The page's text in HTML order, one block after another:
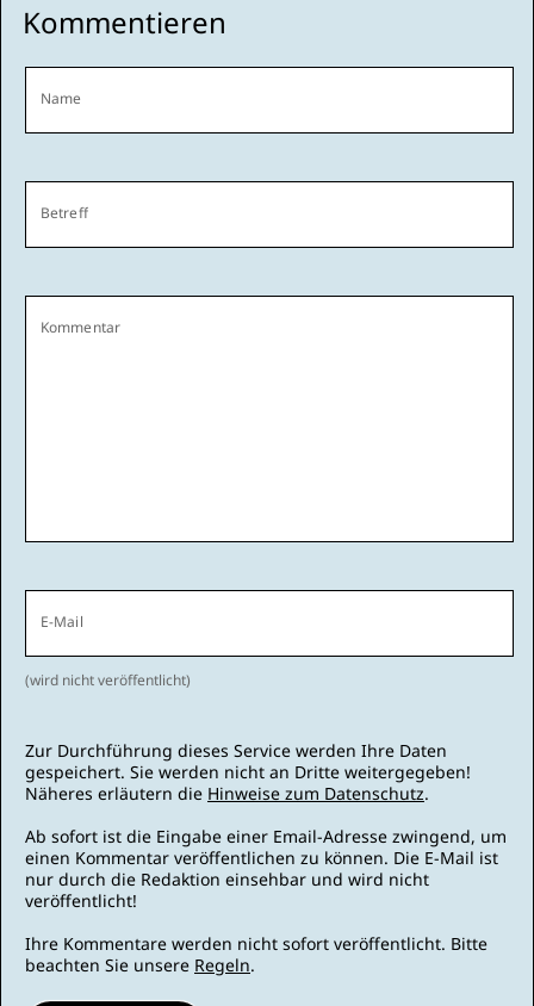
Kommentieren
Name
Betreff
Kommentar
E-Mail
(wird nicht veröffentlicht)
Zur Durchführung dieses Service werden Ihre Daten
gespeichert. Sie werden nicht an Dritte weitergegeben!
Näheres erläutern die Hinweise zum Datenschutz.
Ab sofort ist die Eingabe einer Email-Adresse zwingend, um
einen Kommentar veröffentlichen zu können. Die E-Mail ist
nur durch die Redaktion einsehbar und wird nicht
veröffentlicht!
Ihre Kommentare werden nicht sofort veröffentlicht. Bitte
beachten Sie unsere Regeln.